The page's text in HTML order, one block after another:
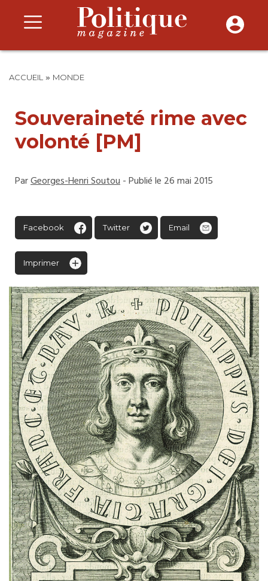
ACCUEIL » MONDE
Souveraineté rime avec
volonté [PM]
ParGeorges-Henri Soutou- Publié le 26 mai 2015
Facebook Twitter Email
Imprimer